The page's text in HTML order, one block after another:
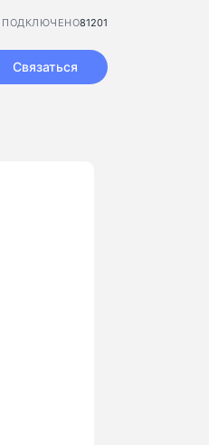
81201
ПОДКЛЮЧЕНО
Связаться